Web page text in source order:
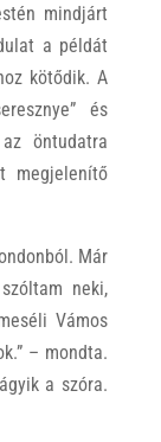
mindjárt
a példát
kötődik. A
és
öntudatra
megjelenítő
Már
neki,
Vámos
– mondta.
a szóra.